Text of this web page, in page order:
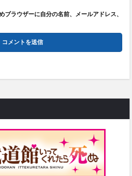
ブラウザーに自分の名前、メールアドレス、